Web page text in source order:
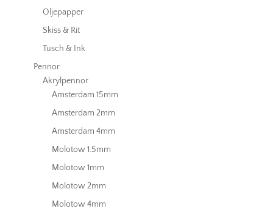
Oljepapper
Skiss & Rit
Tusch & Ink
Pennor
Akrylpennor
Amsterdam 15mm
Amsterdam 2mm
Amsterdam 4mm
Molotow 1.5mm
Molotow 1mm
Molotow 2mm
Molotow 4mm